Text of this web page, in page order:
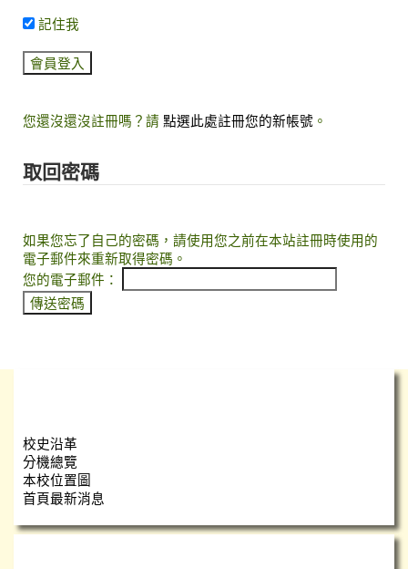
記住我
您還沒還沒註冊嗎？請 點選此處註冊您的新帳號 。
取回密碼
如果您忘了自己的密碼，請使用您之前在本站註冊時使用的
電子郵件來重新取得密碼。
您的電子郵件：
校史沿革
分機總覽
本校位置圖
首頁最新消息